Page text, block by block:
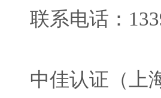
联系电话：
中佳认证（上